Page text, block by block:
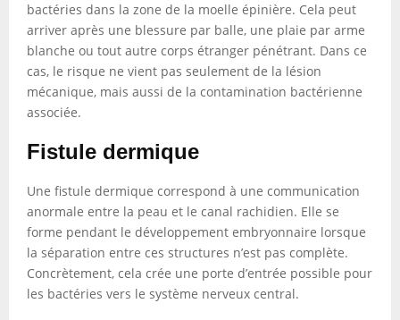
bactéries dans la zone de la moelle épinière. Cela peut
arriver après une blessure par balle, une plaie par arme
blanche ou tout autre corps étranger pénétrant. Dans ce
cas, le risque ne vient pas seulement de la lésion
mécanique, mais aussi de la contamination bactérienne
associée.
Fistule dermique
Une fistule dermique correspond à une communication
anormale entre la peau et le canal rachidien. Elle se
forme pendant le développement embryonnaire lorsque
la séparation entre ces structures n’est pas complète.
Concrètement, cela crée une porte d’entrée possible pour
les bactéries vers le système nerveux central.